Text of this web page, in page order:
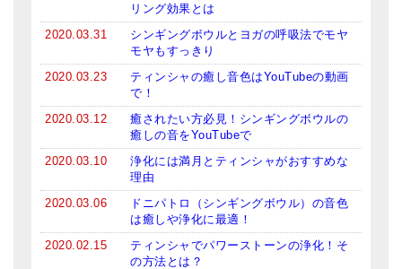
リング効果とは
2020.03.31
シンギングボウルとヨガの呼吸法でモヤ
モヤもすっきり
2020.03.23
ティンシャの癒し音色はYouTubeの動画
で！
2020.03.12
癒されたい方必見！シンギングボウルの
癒しの音をYouTubeで
2020.03.10
浄化には満月とティンシャがおすすめな
理由
2020.03.06
ドニパトロ（シンギングボウル）の音色
は癒しや浄化に最適！
2020.02.15
ティンシャでパワーストーンの浄化！そ
の方法とは？